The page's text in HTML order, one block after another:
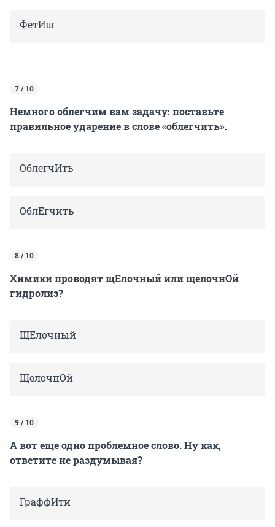
ФетИш
7 / 10
Немного облегчим вам задачу: поставьте
правильное ударение в слове «облегчить».
ОблегчИть
ОблЕгчить
8 / 10
Химики проводят щЕлочный или щелочнОй
гидролиз?
ЩЕлочный
ЩелочнОй
9 / 10
А вот еще одно проблемное слово. Ну как,
ответите не раздумывая?
ГраффИти